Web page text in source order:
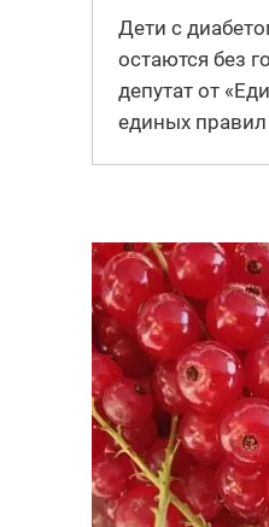
Дети с
остаются без
депутат от
единых правил